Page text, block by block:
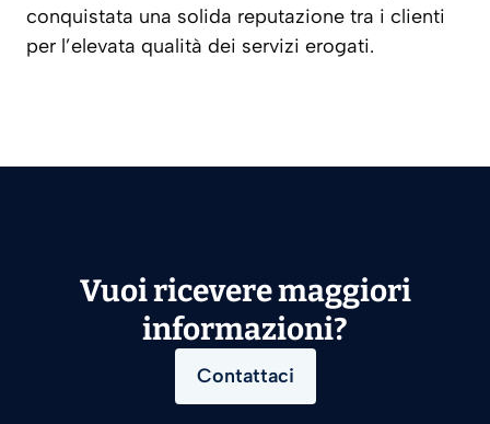
conquistata una solida reputazione tra i clienti
per l’elevata qualità dei servizi erogati.
Vuoi ricevere maggiori
informazioni?
Contattaci